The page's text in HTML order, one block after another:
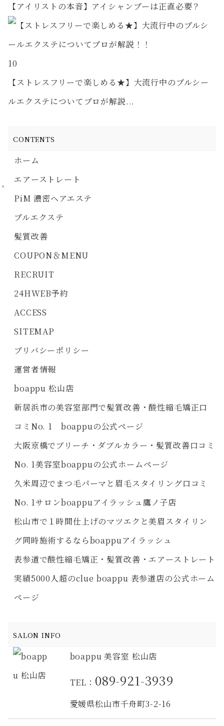
【アイリストの本音】アイシャンプーは正直必要？
10
【ストレスフリーで楽しめる★】大流行中のプルシー
ルエクステについてプロが解説...
CONTENTS
ホーム
エアーストレート
PiM 濃密ヘアエステ
プルエクステ
髪質改善
COUPON＆MENU
RECRUIT
24HWEB予約
ACCESS
SITEMAP
プリバシーポリシー
運営者情報
boappu 松山店
新居浜市の美容室部門で髪質改善・酸性縮毛矯正口
コミNo. 1 boappuの公式ページ
大阪京橋でブリーチ・ダブルカラー・髪質改善口コミ
No. 1美容室boappuの公式ホームページ
久米周辺でまつ毛パーマと眉毛スタイリング口コミ
No. 1サロンboappuアイラッシュ鷹ノ子店
松山市で１時間仕上げのマツエクと美眉スタイリン
グ同時施術するならboappuアイラッシュ
表参道で酸性縮毛矯正・髪質改善・エアーストレート
実績5000人超のclue boappu 表参道店の公式ホーム
ページ
SALON INFO
boappu 美容室 松山店
TEL： 089-921-3939
愛媛県松山市千舟町3-2-16